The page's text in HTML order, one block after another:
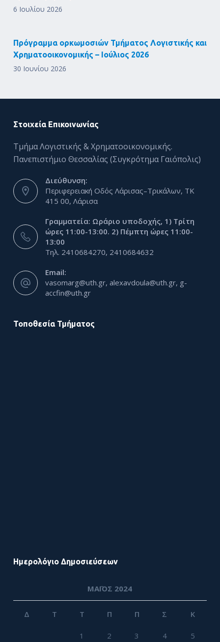
6 Ιουλίου 2026
Πρόγραμμα ορκωμοσιών Τμήματος Λογιστικής και
Χρηματοοικονομικής – Ιούλιος 2026
30 Ιουνίου 2026
Στοιχεία Επικοινωνίας
Τμήμα Λογιστικής & Χρηματοοικονομικής.
Πανεπιστήμιο Θεσσαλίας (Συγκρότημα Γαιόπολις)
Διεύθυνση:
Περιφερειακή Οδός Λάρισας–Τρικάλων, ΤΚ
415 00, Λάρισα
Γραμματεία: Ωράριο υποδοχής, 1) Τρίτη
ώρες 11:00-13:00. 2) Πέμπτη ώρες 11:00-
13:00
Τηλ. 2410684270, 2410684632
Email:
vasomarg@uth.gr, alexavdoula@uth.gr, g-
accfin@uth.gr
Τοποθεσία Τμήματος
Ημερολόγιο Δημοσιεύσεων
ΜΆΙΟΣ 2024
Δ Τ Τ Π Π Σ Κ
1 2 3 4 5